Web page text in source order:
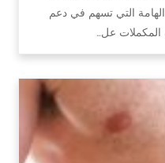
التي تسهم في دعم
المكملات عل…